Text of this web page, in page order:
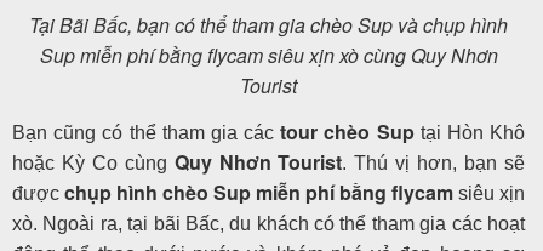
Tại Bãi Bấc, bạn có thể tham gia chèo Sup và chụp hình
Sup miễn phí bằng flycam siêu xịn xò cùng Quy Nhơn
Tourist
Bạn cũng có thể tham gia cáctour chèo Suptại Hòn Khô
hoặc Kỳ Co cùng Quy Nhơn Tourist. Thú vị hơn, bạn sẽ
được chụp hình chèo Sup miễn phí bằng flycam siêu xịn
xò. Ngoài ra, tại bãi Bấc, du khách có thể tham gia các hoạt